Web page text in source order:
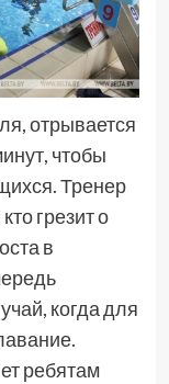
отрывается
чтобы
Тренер
грезит о
в
когда для
ребятам